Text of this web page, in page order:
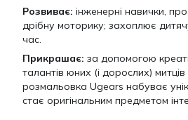
Розвиває: інженерні навички,
дрібну моторику; захоплює
час.
Прикрашає: за допомогою
талантів юних (і дорослих)
розмальовка Ugears набуває
стає оригінальним предметом